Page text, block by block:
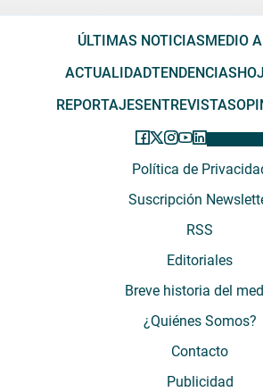
ÚLTIMAS NOTICIAS MEDIO
ACTUALIDADTENDENCIAS
REPORTAJES ENTREVISTAS
Política de
Suscripción
RSS
Editoriales
Breve historia del
¿Quiénes Somos?
Contacto
Publicidad